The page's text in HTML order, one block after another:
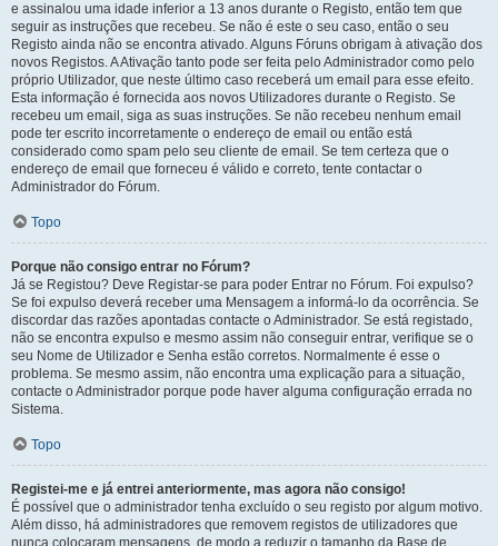
e assinalou uma idade inferior a 13 anos durante o Registo, então tem que
seguir as instruções que recebeu. Se não é este o seu caso, então o seu
Registo ainda não se encontra ativado. Alguns Fóruns obrigam à ativação dos
novos Registos. A Ativação tanto pode ser feita pelo Administrador como pelo
próprio Utilizador, que neste último caso receberá um email para esse efeito.
Esta informação é fornecida aos novos Utilizadores durante o Registo. Se
recebeu um email, siga as suas instruções. Se não recebeu nenhum email
pode ter escrito incorretamente o endereço de email ou então está
considerado como spam pelo seu cliente de email. Se tem certeza que o
endereço de email que forneceu é válido e correto, tente contactar o
Administrador do Fórum.
Topo
Porque não consigo entrar no Fórum?
Já se Registou? Deve Registar-se para poder Entrar no Fórum. Foi expulso?
Se foi expulso deverá receber uma Mensagem a informá-lo da ocorrência. Se
discordar das razões apontadas contacte o Administrador. Se está registado,
não se encontra expulso e mesmo assim não conseguir entrar, verifique se o
seu Nome de Utilizador e Senha estão corretos. Normalmente é esse o
problema. Se mesmo assim, não encontra uma explicação para a situação,
contacte o Administrador porque pode haver alguma configuração errada no
Sistema.
Topo
Registei-me e já entrei anteriormente, mas agora não consigo!
É possível que o administrador tenha excluído o seu registo por algum motivo.
Além disso, há administradores que removem registos de utilizadores que
nunca colocaram mensagens, de modo a reduzir o tamanho da Base de